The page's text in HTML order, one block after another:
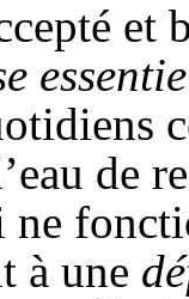
et
de
à une